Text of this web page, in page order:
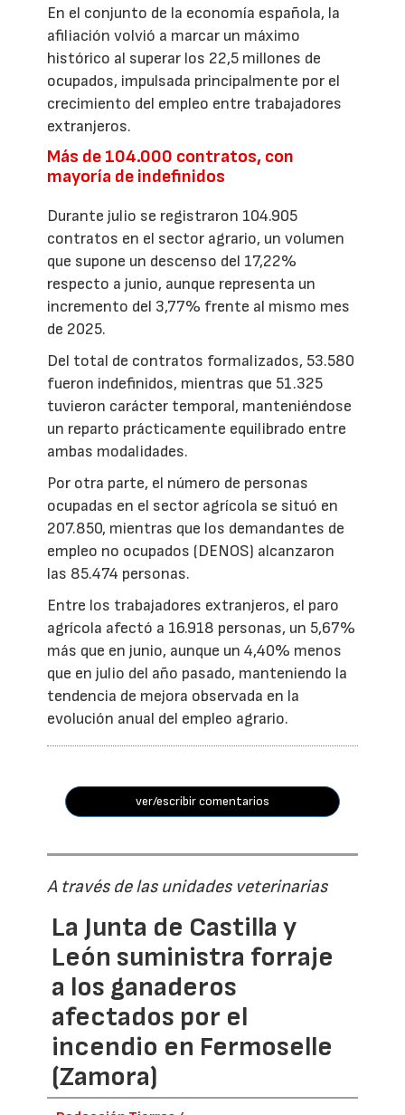
En el conjunto de la economía española, la
afiliación volvió a marcar un máximo
histórico al superar los 22,5 millones de
ocupados, impulsada principalmente por el
crecimiento del empleo entre trabajadores
extranjeros.
Más de 104.000 contratos, con
mayoría de indefinidos
Durante julio se registraron 104.905
contratos en el sector agrario, un volumen
que supone un descenso del 17,22%
respecto a junio, aunque representa un
incremento del 3,77% frente al mismo mes
de 2025.
Del total de contratos formalizados, 53.580
fueron indefinidos, mientras que 51.325
tuvieron carácter temporal, manteniéndose
un reparto prácticamente equilibrado entre
ambas modalidades.
Por otra parte, el número de personas
ocupadas en el sector agrícola se situó en
207.850, mientras que los demandantes de
empleo no ocupados (DENOS) alcanzaron
las 85.474 personas.
Entre los trabajadores extranjeros, el paro
agrícola afectó a 16.918 personas, un 5,67%
más que en junio, aunque un 4,40% menos
que en julio del año pasado, manteniendo la
tendencia de mejora observada en la
evolución anual del empleo agrario.
ver/escribir comentarios
A través de las unidades veterinarias
La Junta de Castilla y
León suministra forraje
a los ganaderos
afectados por el
incendio en Fermoselle
(Zamora)